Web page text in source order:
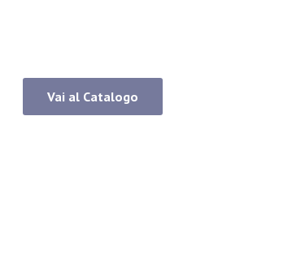
Vai al Catalogo